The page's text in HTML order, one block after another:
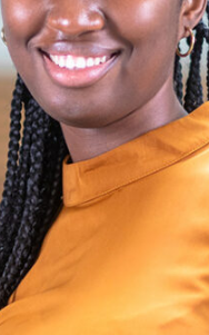
Interlignage du texte
Espacement du texte
Réinitialiser les paramètres